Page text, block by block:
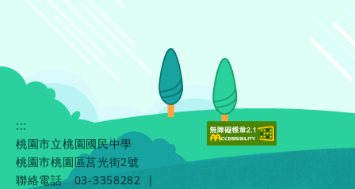
:::
桃園市立桃園國民中學
桃園市桃園區莒光街2號
聯絡電話
03-3358282
|